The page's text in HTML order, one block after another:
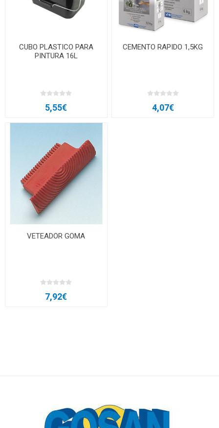
CUBO PLASTICO PARA
PINTURA 16L
5,55€
CEMENTO RAPIDO 1,5KG
4,07€
VETEADOR GOMA
7,92€